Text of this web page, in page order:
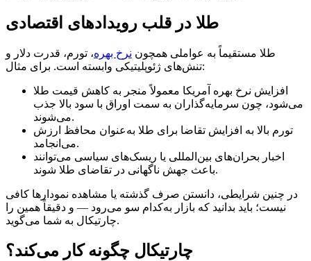
طلا در قلب رویدادهای اقتصادی
طلا مستقیماً به عواملی همچون نرخ بهره، تورم، قدرت دلار و
تنش‌های ژئوپلیتیکی وابسته است. برای مثال:
افزایش نرخ بهره آمریکا معمولاً منجر به کاهش قیمت طلا
می‌شود، چون سرمایه‌گذاران به سمت اوراق با سود بالا جذب
می‌شوند.
تورم بالا به افزایش تقاضا برای طلا به‌عنوان محافظ ارزش
می‌انجامد.
اخبار بحران‌های بین‌المللی یا ریسک‌های سیاسی می‌توانند
باعث جهش ناگهانی در تقاضای طلا شوند.
در چنین شرایطی، دانستن صرف گذشته یا مشاهده نمودارها کافی
نیست؛ باید بدانید که بازار به‌کدام سو می‌رود — و دقیقاً همین را
چارتیکال به شما می‌گوید.
چارتیکال چگونه کار می‌کند؟